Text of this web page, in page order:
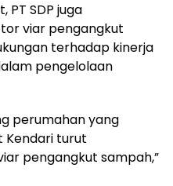
SDP juga
viar pengangkut
terhadap kinerja
pengelolaan
perumahan yang
Kendari turut
pengangkut sampah,”